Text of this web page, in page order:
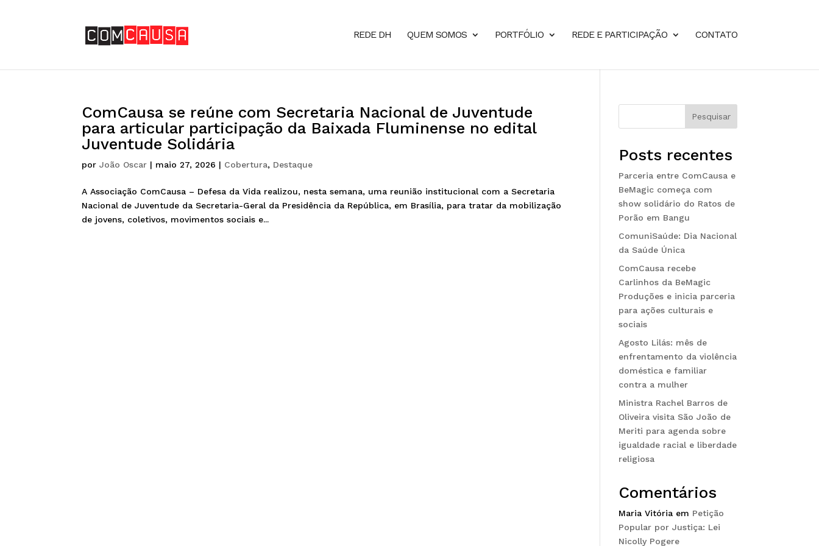
REDE DH QUEM SOMOS PORTFÓLIO REDE E PARTICIPAÇÃO CONTATO
ComCausa se reúne com Secretaria Nacional de Juventude
para articular participação da Baixada Fluminense no edital
Juventude Solidária
porJoão Oscar | maio 27, 2026 | Cobertura, Destaque
A Associação ComCausa – Defesa da Vida realizou, nesta semana, uma reunião institucional com a Secretaria
Nacional de Juventude da Secretaria-Geral da Presidência da República, em Brasília, para tratar da mobilização
de jovens, coletivos, movimentos sociais e...
Pesquisar
Posts recentes
Parceria entre ComCausa e
BeMagic começa com
show solidário do Ratos de
Porão em Bangu
ComuniSaúde: Dia Nacional
da Saúde Única
ComCausa recebe
Carlinhos da BeMagic
Produções e inicia parceria
para ações culturais e
sociais
Agosto Lilás: mês de
enfrentamento da violência
doméstica e familiar
contra a mulher
Ministra Rachel Barros de
Oliveira visita São João de
Meriti para agenda sobre
igualdade racial e liberdade
religiosa
Comentários
Maria Vitória em Petição
Popular por Justiça: Lei
Nicolly Pogere